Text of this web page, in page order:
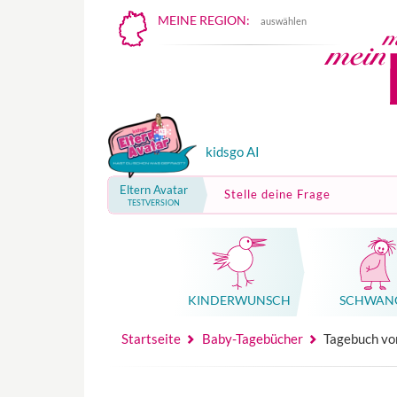
MEINE REGION: auswählen
kidsgo AI
Eltern Avatar
TESTVERSION
Stelle deine Frage
KINDER­WUNSCH
Startseite Baby-Tagebücher Tagebuch